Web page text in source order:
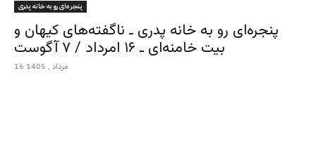
پنجره‌ای رو به خانه پدری
پنجره‌ای رو به خانه پدری ـ ناگفته‌های کیهان و
بیت خامنه‌ای ـ ۱۶ امرداد / ۷ آگوست
16 مرداد , 1405